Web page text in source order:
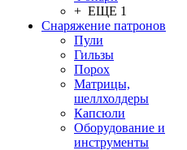
+ ЕЩЕ 1
Снаряжение патронов
Пули
Гильзы
Порох
Матрицы,
шеллхолдеры
Капсюли
Оборудование и
инструменты